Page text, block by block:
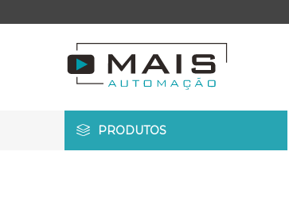
PRODUTOS